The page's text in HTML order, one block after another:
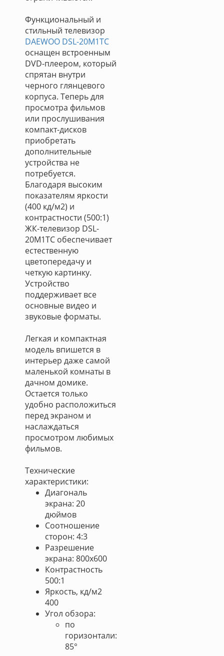
Функциональный и
стильный телевизор
DAEWOO DSL-20M1TC
оснащен встроенным
DVD-плеером, который
спрятан внутри
черного глянцевого
корпуса. Теперь для
просмотра фильмов
или прослушивания
компакт-дисков
приобретать
дополнительные
устройства не
потребуется.
Благодаря высоким
показателям яркости
(400 кд/м2) и
контрастности (500:1)
ЖК-телевизор DSL-
20M1TC обеспечивает
естественную
цветопередачу и
четкую картинку.
Устройство
поддерживает все
основные видео и
звуковые форматы.
Легкая и компактная
модель впишется в
интерьер даже самой
маленькой комнаты в
дачном домике.
Остается только
удобно расположиться
перед экраном и
наслаждаться
просмотром любимых
фильмов.
Технические
характеристики:
Диагональ
экрана: 20
дюймов
Соотношение
сторон: 4:3
Разрешение
экрана: 800х600
Контрастность
500:1
Яркость, кд/м2
400
Угол обзора:
по
горизонтали:
85°